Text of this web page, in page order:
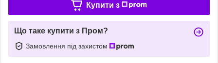
Купити з
Що таке купити з Пром?
Замовлення під захистом